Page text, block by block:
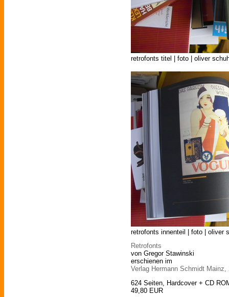
retrofonts titel | foto | oliver
retrofonts innenteil | foto | oliver
Retrofonts
von Gregor Stawinski
erschienen im
Verlag Hermann Schmidt Mainz,
624 Seiten, Hardcover + CD
49,80 EUR